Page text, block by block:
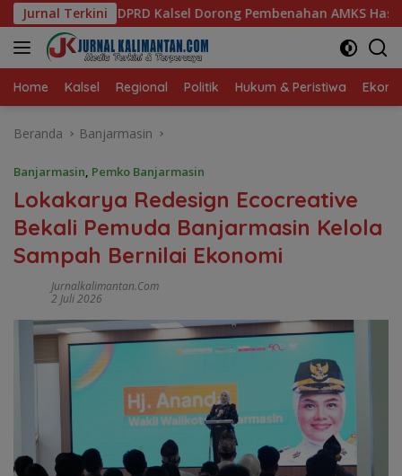
Langsung
ke
konten
Jurnal Terkini
Pembenahan AMKS Hasanuddin Ketua TP PKK
Home Kalsel Regional Politik Hukum & Peristiwa
Beranda Banjarmasin
Banjarmasin, Pemko Banjarmasin
Lokakarya Redesign Ecocreative
Bekali Pemuda Banjarmasin Kelola
Sampah Bernilai Ekonomi
Jurnalkalimantan.com
2 Juli 2026